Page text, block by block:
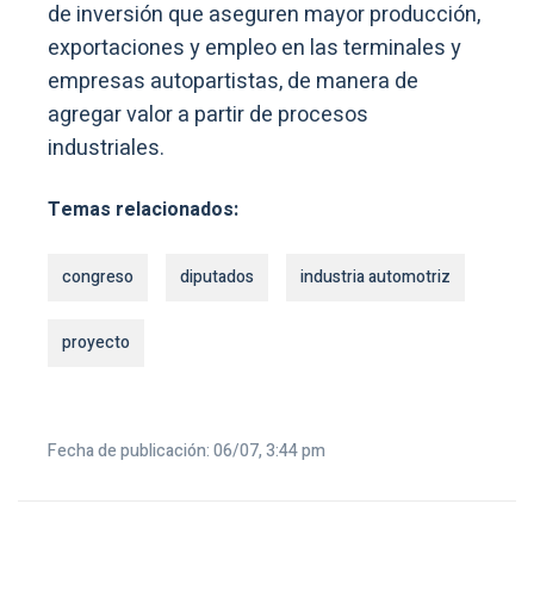
de inversión que aseguren mayor producción,
exportaciones y empleo en las terminales y
empresas autopartistas, de manera de
agregar valor a partir de procesos
industriales.
Temas relacionados:
congreso diputados industria automotriz
proyecto
Fecha de publicación: 06/07, 3:44 pm